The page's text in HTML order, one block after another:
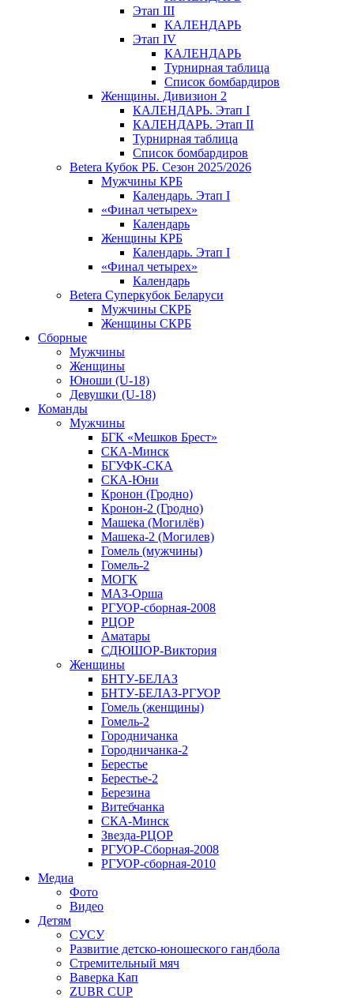
Этап III
КАЛЕНДАРЬ
Этап IV
КАЛЕНДАРЬ
Турнирная таблица
Список бомбардиров
Женщины. Дивизион 2
КАЛЕНДАРЬ. Этап I
КАЛЕНДАРЬ. Этап II
Турнирная таблица
Список бомбардиров
Betera Кубок РБ. Сезон 2025/2026
Мужчины КРБ
Календарь. Этап I
«Финал четырех»
Календарь
Женщины КРБ
Календарь. Этап I
«Финал четырех»
Календарь
Betera Суперкубок Беларуси
Мужчины СКРБ
Женщины СКРБ
Сборные
Мужчины
Женщины
Юноши (U-18)
Девушки (U-18)
Команды
Мужчины
БГК «Мешков Брест»
СКА-Минск
БГУФК-СКА
СКА-Юни
Кронон (Гродно)
Кронон-2 (Гродно)
Машека (Могилёв)
Машека-2 (Могилев)
Гомель (мужчины)
Гомель-2
МОГК
МАЗ-Орша
РГУОР-сборная-2008
РЦОР
Аматары
СДЮШОР-Виктория
Женщины
БНТУ-БЕЛАЗ
БНТУ-БЕЛАЗ-РГУОР
Гомель (женщины)
Гомель-2
Городничанка
Городничанка-2
Берестье
Берестье-2
Березина
Витебчанка
СКА-Минск
Звезда-РЦОР
РГУОР-Сборная-2008
РГУОР-сборная-2010
Медиа
Фото
Видео
Детям
СУСУ
Развитие детско-юношеского гандбола
Стремительный мяч
Ваверка Кап
ZUBR CUP